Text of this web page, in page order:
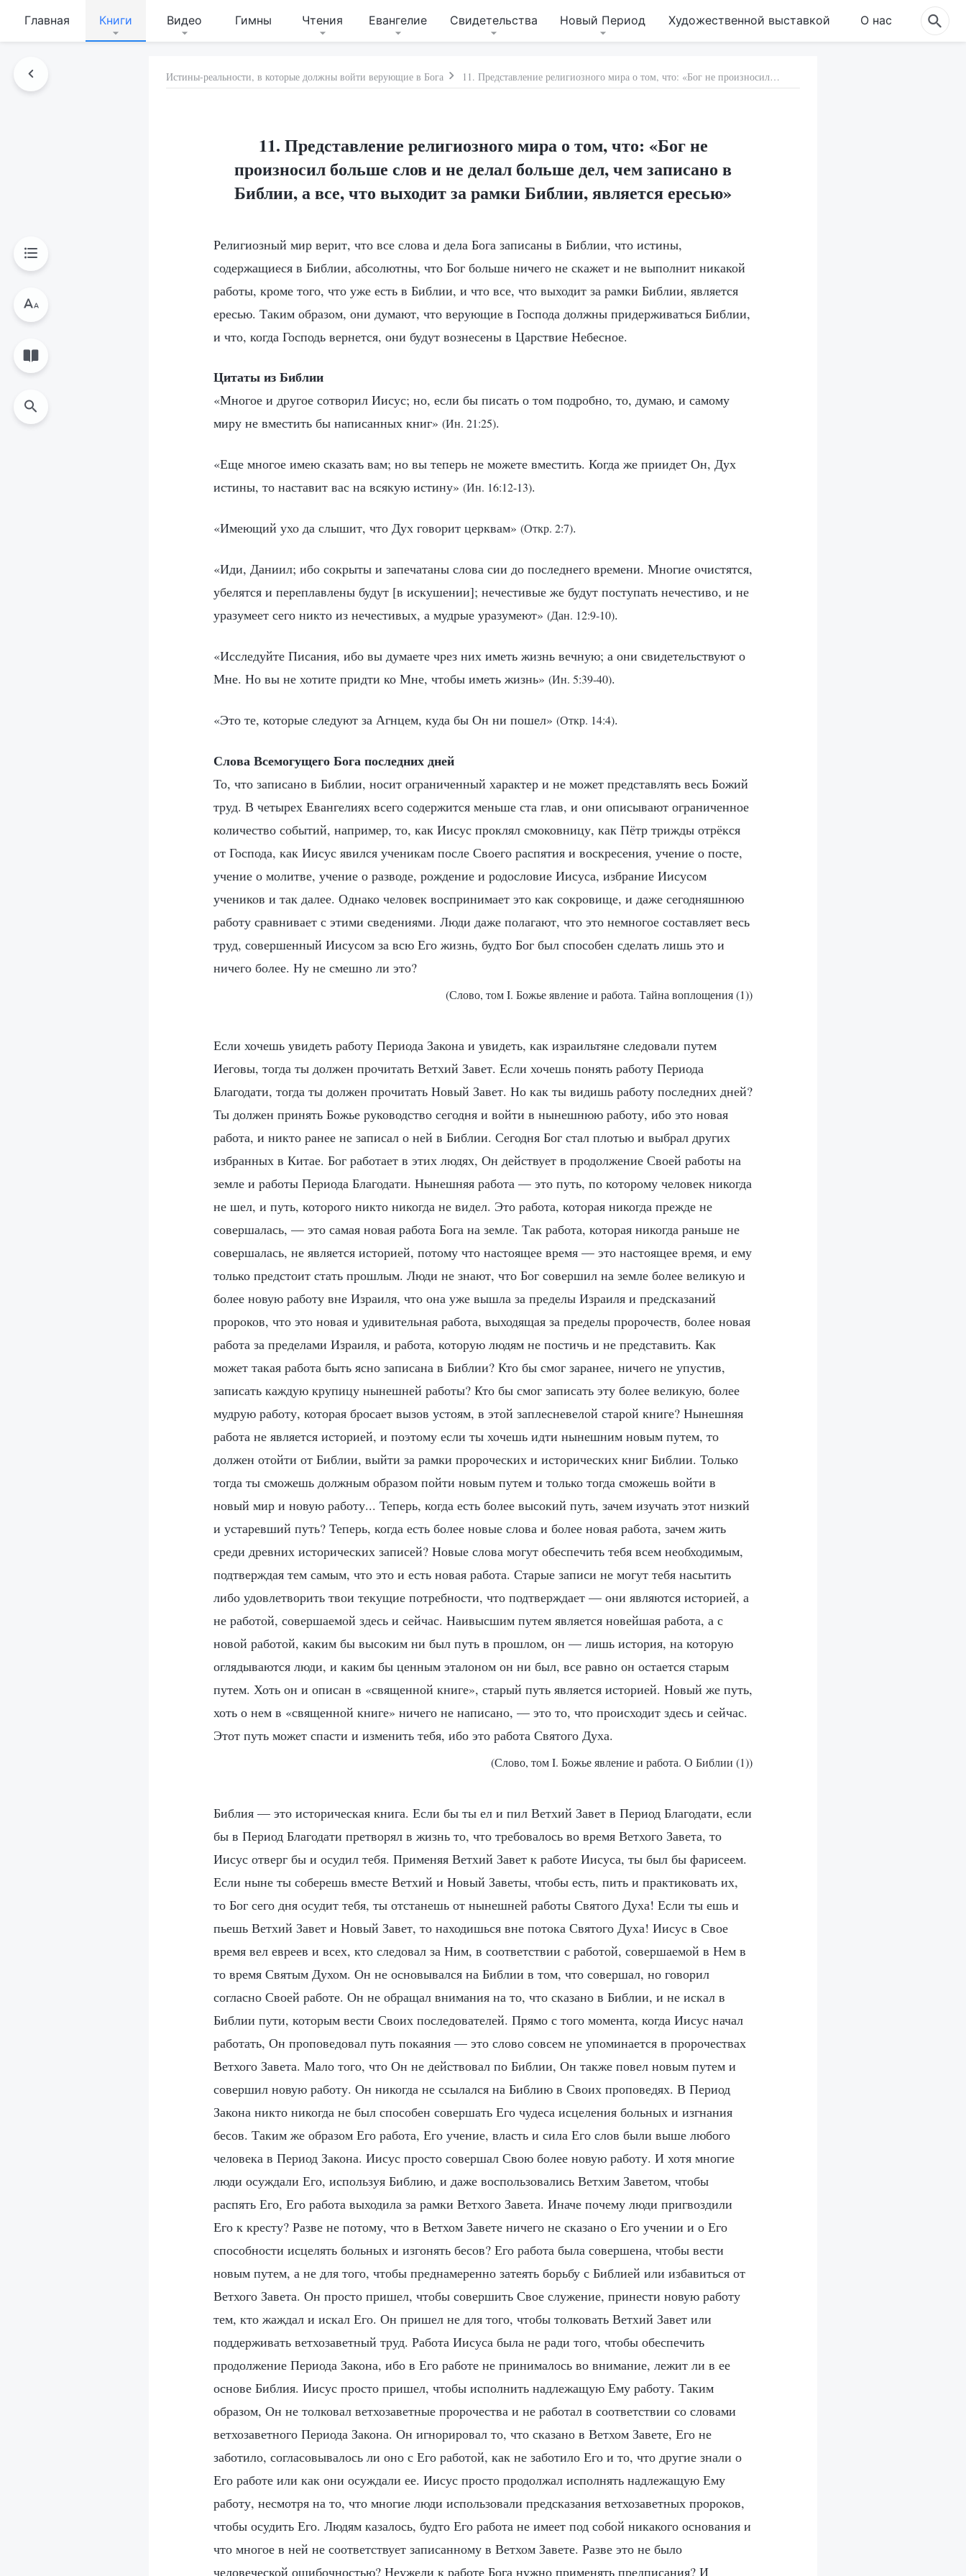
Главная Книги Видео Гимны Чтения Евангелие Свидетельства Новый Период Художественной выставкой О нас
Истины-реальности, в которые должны войти верующие в Бога 11. Представление религиозного мира о том, что: «Бог не произносил больше слов и не делал больше дел, чем записано в Библии, а все, что выходит за рамки Библии, является ересью»
11. Представление религиозного мира о том, что: «Бог не
произносил больше слов и не делал больше дел, чем записано в
Библии, а все, что выходит за рамки Библии, является ересью»
Религиозный мир верит, что все слова и дела Бога записаны в Библии, что истины,
содержащиеся в Библии, абсолютны, что Бог больше ничего не скажет и не выполнит никакой
работы, кроме того, что уже есть в Библии, и что все, что выходит за рамки Библии, является
ересью. Таким образом, они думают, что верующие в Господа должны придерживаться Библии,
и что, когда Господь вернется, они будут вознесены в Царствие Небесное.
Цитаты из Библии
«Многое и другое сотворил Иисус; но, если бы писать о том подробно, то, думаю, и самому
миру не вместить бы написанных книг» (Ин. 21:25).
«Еще многое имею сказать вам; но вы теперь не можете вместить. Когда же приидет Он, Дух
истины, то наставит вас на всякую истину» (Ин. 16:12-13).
«Имеющий ухо да слышит, что Дух говорит церквам» (Откр. 2:7).
«Иди, Даниил; ибо сокрыты и запечатаны слова сии до последнего времени. Многие очистятся,
убелятся и переплавлены будут [в искушении]; нечестивые же будут поступать нечестиво, и не
уразумеет сего никто из нечестивых, а мудрые уразумеют» (Дан. 12:9-10).
«Исследуйте Писания, ибо вы думаете чрез них иметь жизнь вечную; а они свидетельствуют о
Мне. Но вы не хотите придти ко Мне, чтобы иметь жизнь» (Ин. 5:39-40).
«Это те, которые следуют за Агнцем, куда бы Он ни пошел» (Откр. 14:4).
Слова Всемогущего Бога последних дней
То, что записано в Библии, носит ограниченный характер и не может представлять весь Божий
труд. В четырех Евангелиях всего содержится меньше ста глав, и они описывают ограниченное
количество событий, например, то, как Иисус проклял смоковницу, как Пётр трижды отрёкся
от Господа, как Иисус явился ученикам после Своего распятия и воскресения, учение о посте,
учение о молитве, учение о разводе, рождение и родословие Иисуса, избрание Иисусом
учеников и так далее. Однако человек воспринимает это как сокровище, и даже сегодняшнюю
работу сравнивает с этими сведениями. Люди даже полагают, что это немногое составляет весь
труд, совершенный Иисусом за всю Его жизнь, будто Бог был способен сделать лишь это и
ничего более. Ну не смешно ли это?
(Слово, том I. Божье явление и работа. Тайна воплощения (1))
Если хочешь увидеть работу Периода Закона и увидеть, как израильтяне следовали путем
Иеговы, тогда ты должен прочитать Ветхий Завет. Если хочешь понять работу Периода
Благодати, тогда ты должен прочитать Новый Завет. Но как ты видишь работу последних дней?
Ты должен принять Божье руководство сегодня и войти в нынешнюю работу, ибо это новая
работа, и никто ранее не записал о ней в Библии. Сегодня Бог стал плотью и выбрал других
избранных в Китае. Бог работает в этих людях, Он действует в продолжение Своей работы на
земле и работы Периода Благодати. Нынешняя работа — это путь, по которому человек никогда
не шел, и путь, которого никто никогда не видел. Это работа, которая никогда прежде не
совершалась, — это самая новая работа Бога на земле. Так работа, которая никогда раньше не
совершалась, не является историей, потому что настоящее время — это настоящее время, и ему
только предстоит стать прошлым. Люди не знают, что Бог совершил на земле более великую и
более новую работу вне Израиля, что она уже вышла за пределы Израиля и предсказаний
пророков, что это новая и удивительная работа, выходящая за пределы пророчеств, более новая
работа за пределами Израиля, и работа, которую людям не постичь и не представить. Как
может такая работа быть ясно записана в Библии? Кто бы смог заранее, ничего не упустив,
записать каждую крупицу нынешней работы? Кто бы смог записать эту более великую, более
мудрую работу, которая бросает вызов устоям, в этой заплесневелой старой книге? Нынешняя
работа не является историей, и поэтому если ты хочешь идти нынешним новым путем, то
должен отойти от Библии, выйти за рамки пророческих и исторических книг Библии. Только
тогда ты сможешь должным образом пойти новым путем и только тогда сможешь войти в
новый мир и новую работу... Теперь, когда есть более высокий путь, зачем изучать этот низкий
и устаревший путь? Теперь, когда есть более новые слова и более новая работа, зачем жить
среди древних исторических записей? Новые слова могут обеспечить тебя всем необходимым,
подтверждая тем самым, что это и есть новая работа. Старые записи не могут тебя насытить
либо удовлетворить твои текущие потребности, что подтверждает — они являются историей, а
не работой, совершаемой здесь и сейчас. Наивысшим путем является новейшая работа, а с
новой работой, каким бы высоким ни был путь в прошлом, он — лишь история, на которую
оглядываются люди, и каким бы ценным эталоном он ни был, все равно он остается старым
путем. Хоть он и описан в «священной книге», старый путь является историей. Новый же путь,
хоть о нем в «священной книге» ничего не написано, — это то, что происходит здесь и сейчас.
Этот путь может спасти и изменить тебя, ибо это работа Святого Духа.
(Слово, том I. Божье явление и работа. О Библии (1))
Библия — это историческая книга. Если бы ты ел и пил Ветхий Завет в Период Благодати, если
бы в Период Благодати претворял в жизнь то, что требовалось во время Ветхого Завета, то
Иисус отверг бы и осудил тебя. Применяя Ветхий Завет к работе Иисуса, ты был бы фарисеем.
Если ныне ты соберешь вместе Ветхий и Новый Заветы, чтобы есть, пить и практиковать их,
то Бог сего дня осудит тебя, ты отстанешь от нынешней работы Святого Духа! Если ты ешь и
пьешь Ветхий Завет и Новый Завет, то находишься вне потока Святого Духа! Иисус в Свое
время вел евреев и всех, кто следовал за Ним, в соответствии с работой, совершаемой в Нем в
то время Святым Духом. Он не основывался на Библии в том, что совершал, но говорил
согласно Своей работе. Он не обращал внимания на то, что сказано в Библии, и не искал в
Библии пути, которым вести Своих последователей. Прямо с того момента, когда Иисус начал
работать, Он проповедовал путь покаяния — это слово совсем не упоминается в пророчествах
Ветхого Завета. Мало того, что Он не действовал по Библии, Он также повел новым путем и
совершил новую работу. Он никогда не ссылался на Библию в Своих проповедях. В Период
Закона никто никогда не был способен совершать Его чудеса исцеления больных и изгнания
бесов. Таким же образом Его работа, Его учение, власть и сила Его слов были выше любого
человека в Период Закона. Иисус просто совершал Свою более новую работу. И хотя многие
люди осуждали Его, используя Библию, и даже воспользовались Ветхим Заветом, чтобы
распять Его, Его работа выходила за рамки Ветхого Завета. Иначе почему люди пригвоздили
Его к кресту? Разве не потому, что в Ветхом Завете ничего не сказано о Его учении и о Его
способности исцелять больных и изгонять бесов? Его работа была совершена, чтобы вести
новым путем, а не для того, чтобы преднамеренно затеять борьбу с Библией или избавиться от
Ветхого Завета. Он просто пришел, чтобы совершить Свое служение, принести новую работу
тем, кто жаждал и искал Его. Он пришел не для того, чтобы толковать Ветхий Завет или
поддерживать ветхозаветный труд. Работа Иисуса была не ради того, чтобы обеспечить
продолжение Периода Закона, ибо в Его работе не принималось во внимание, лежит ли в ее
основе Библия. Иисус просто пришел, чтобы исполнить надлежащую Ему работу. Таким
образом, Он не толковал ветхозаветные пророчества и не работал в соответствии со словами
ветхозаветного Периода Закона. Он игнорировал то, что сказано в Ветхом Завете, Его не
заботило, согласовывалось ли оно с Его работой, как не заботило Его и то, что другие знали о
Его работе или как они осуждали ее. Иисус просто продолжал исполнять надлежащую Ему
работу, несмотря на то, что многие люди использовали предсказания ветхозаветных пророков,
чтобы осудить Его. Людям казалось, будто Его работа не имеет под собой никакого основания и
что многое в ней не соответствует записанному в Ветхом Завете. Разве это не было
человеческой ошибочностью? Неужели к работе Бога нужно применять предписания? И